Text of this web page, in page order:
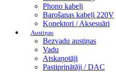
Phono kabeļi
Barošanas kabeļi 220V
Konektori / Aksesuāri
Austiņas
Bezvadu austiņas
Vadu
Atskaņotāji
Pastiprinātāji / DAC